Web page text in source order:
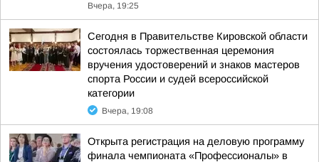
Вчера, 19:25
Сегодня в Правительстве Кировской области
состоялась торжественная церемония
вручения удостоверений и знаков мастеров
спорта России и судей всероссийской
категории
Вчера, 19:08
Открыта регистрация на деловую программу
финала чемпионата «Профессионалы» в